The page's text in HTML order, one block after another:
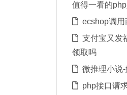
值得一看的
ecshop调用
支付宝又发
领取吗
微推理小说
php接口请